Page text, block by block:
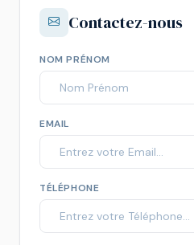
Contactez-nous
NOM PRÉNOM
EMAIL
TÉLÉPHONE